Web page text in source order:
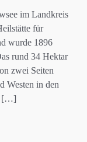
im Landkreis
für
wurde 1896
rund 34 Hektar
zwei Seiten
Westen in den
[…]